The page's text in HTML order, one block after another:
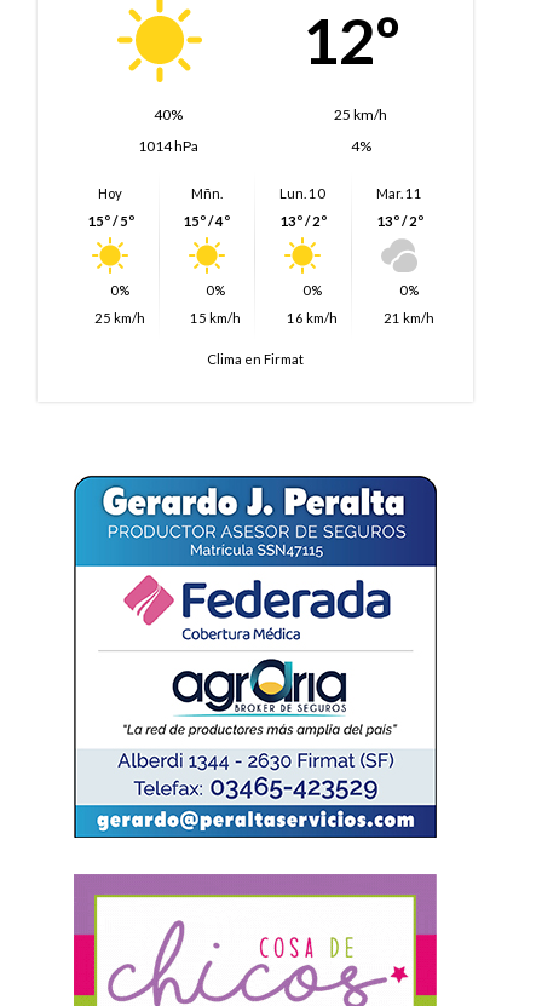
12º
40%
25 km/h
1014 hPa
4%
Hoy
15º / 5º
0%
25 km/h
Mñn.
15º / 4º
0%
15 km/h
Lun. 10
13º / 2º
0%
16 km/h
Mar. 11
13º / 2º
0%
21 km/h
Clima en Firmat